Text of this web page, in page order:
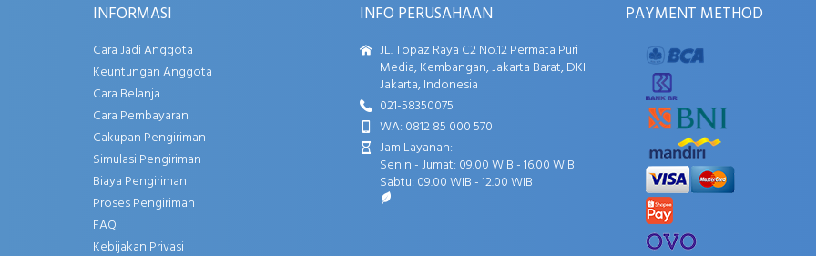
INFORMASI
Cara Jadi Anggota
Keuntungan Anggota
Cara Belanja
Cara Pembayaran
Cakupan Pengiriman
Simulasi Pengiriman
Biaya Pengiriman
Proses Pengiriman
FAQ
Kebijakan Privasi
INFO PERUSAHAAN
JL. Topaz Raya C2 No.12 Permata Puri
Media, Kembangan, Jakarta Barat, DKI
Jakarta, Indonesia
021-58350075
WA: 0812 85 000 570
Jam Layanan:
Senin - Jumat: 09.00 WIB - 16.00 WIB
Sabtu: 09.00 WIB - 12.00 WIB
PAYMENT METHOD